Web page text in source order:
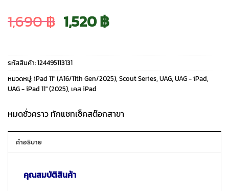
1,690฿ Original
price
was:
1,690 ฿.
1,520฿Current
price
is:
1,520 ฿.
รหัสสินค้า:124495113131
หมวดหมู่:iPad 11″ (A16/11th Gen/2025), Scout Series, UAG, UAG - iPad,
UAG - iPad 11" (2025), เคส iPad
หมดชั่วคราว ทักแชทเช็คสต๊อกสาขา
คำอธิบาย
คุณสมบัติสินค้า